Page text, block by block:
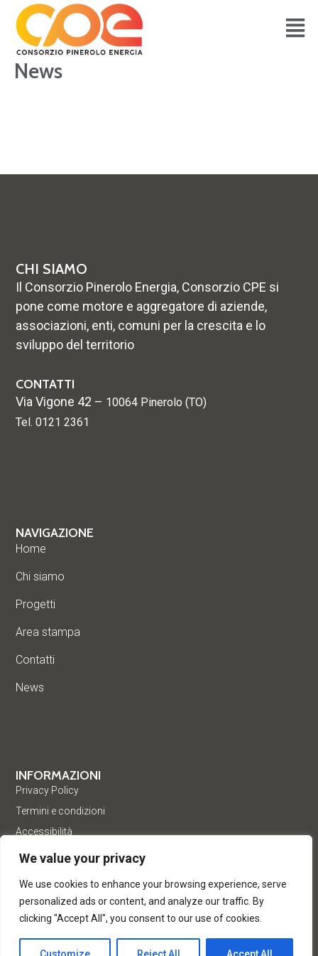
We value your privacy
We use cookies to enhance your browsing experience, serve
personalized ads or content, and analyze our traffic. By
clicking "Accept All", you consent to our use of cookies.
contenuto
News
CHI SIAMO
Il Consorzio Pinerolo Energia, Consorzio CPE si
pone come motore e aggregatore di aziende,
associazioni, enti, comuni per la crescita e lo
sviluppo del territorio
CONTATTI
Via Vigone 42 – 10064 Pinerolo (TO)
Tel. 0121 2361
NAVIGAZIONE
Home
Chi siamo
Progetti
Area stampa
Contatti
News
INFORMAZIONI
Privacy Policy
Termini e condizioni
Accessibilità
Vigone 42 - 10064 Pinerolo - P. Iva e Registro delle imprese di